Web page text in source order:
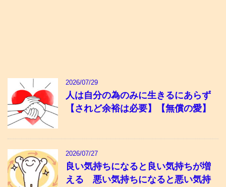
2026/07/29
人は自分の為のみに生きるにあらず
【されど余裕は必要】【無償の愛】
2026/07/27
良い気持ちになると良い気持ちが増
える 悪い気持ちになると悪い気持